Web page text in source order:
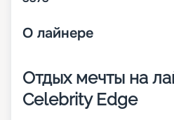
О лайнере
Отдых мечты на
Celebrity Edge